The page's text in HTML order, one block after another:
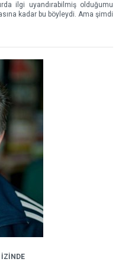
ilgi uyandırabilmiş olduğumu
kadar bu böyleydi. Ama şimdi